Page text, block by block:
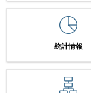
統計情報